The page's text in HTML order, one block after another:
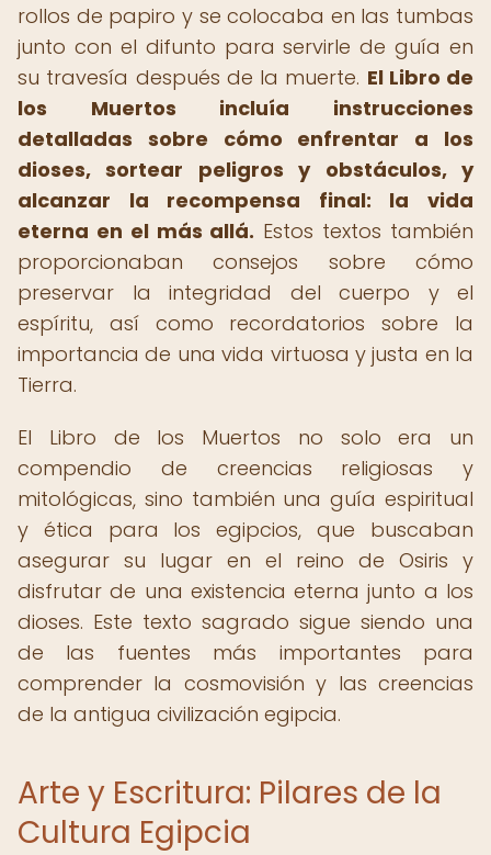
rollos de papiro y se colocaba en las tumbas
junto con el difunto para servirle de guía en
su travesía después de la muerte. El Libro de
los Muertos incluía instrucciones
detalladas sobre cómo enfrentar a los
dioses, sortear peligros y obstáculos, y
alcanzar la recompensa final: la vida
eterna en el más allá. Estos textos también
proporcionaban consejos sobre cómo
preservar la integridad del cuerpo y el
espíritu, así como recordatorios sobre la
importancia de una vida virtuosa y justa en la
Tierra.
El Libro de los Muertos no solo era un
compendio de creencias religiosas y
mitológicas, sino también una guía espiritual
y ética para los egipcios, que buscaban
asegurar su lugar en el reino de Osiris y
disfrutar de una existencia eterna junto a los
dioses. Este texto sagrado sigue siendo una
de las fuentes más importantes para
comprender la cosmovisión y las creencias
de la antigua civilización egipcia.
Arte y Escritura: Pilares de la
Cultura Egipcia